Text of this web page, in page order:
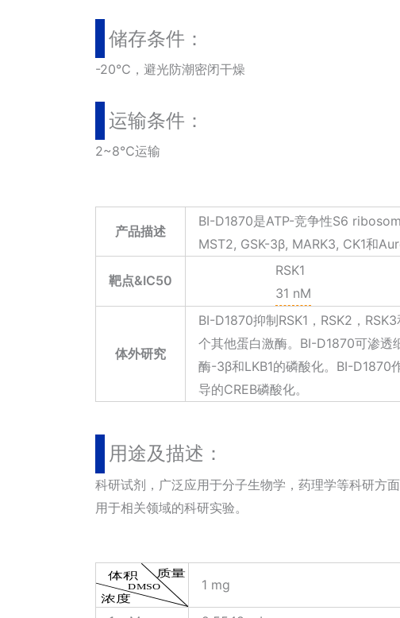
储存条件：
-20℃，避光防潮密闭干燥
运输条件：
2~8℃运输
产品描述
BI-D1870是ATP-竞争性S6
MST2, GSK-3β, MARK3, CK1和
靶点&IC50
RSK1
31 nM
体外研究
BI-D1870抑制RSK1，RSK2，
个其他蛋白激酶。BI-D1870可渗透
酶-3β和LKB1的磷酸化。BI-D1870
导的CREB磷酸化。
用途及描述：
科研试剂，广泛应用于分子生物学，药理学等科研方
用于相关领域的科研实验。
1 mg